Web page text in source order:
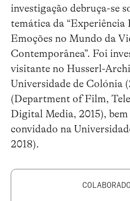
investigação debruça-se
temática da “Experiência
Emoções no Mundo da
Contemporânea”. Foi
visitante no Husserl-
Universidade de Colónia
(Department of Film,
Digital Media, 2015),
convidado na
2018).